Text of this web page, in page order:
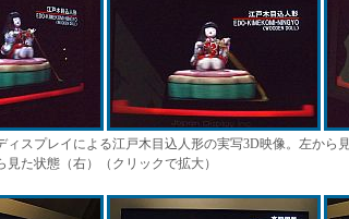
ィスプレイによる江戸木目込人形の実写3D映像。左から
見た状態（右）（クリックで拡大）